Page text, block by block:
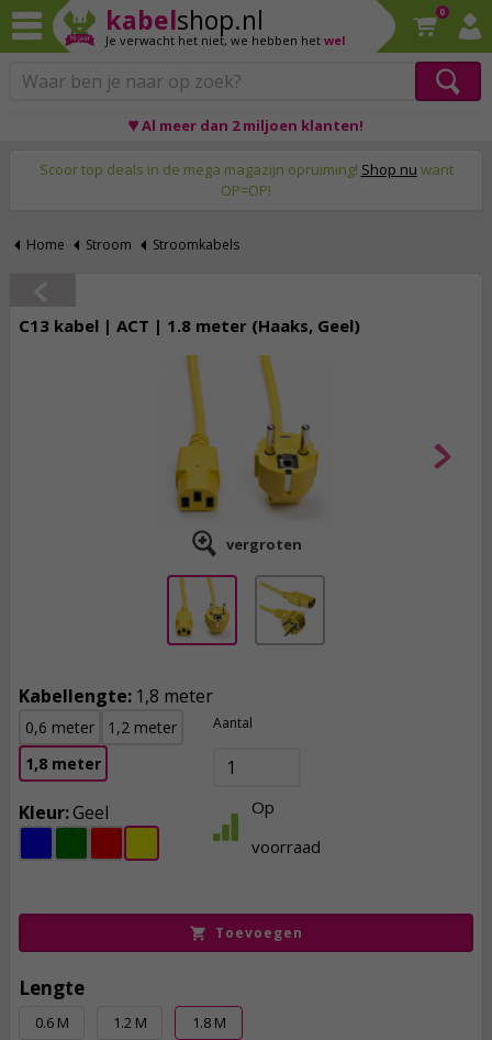
kabelshop.nl
Je verwacht het niet, we hebben het wel
0
♥ Al meer dan 2 miljoen klanten!
Scoor top deals in de mega magazijn opruiming! Shop nu want
OP=OP!
Home Stroom Stroomkabels
C13 kabel | ACT | 1.8 meter (Haaks, Geel)
vergroten
Kabellengte: 1,8 meter
0,6 meter
1,2 meter
1,8 meter
Kleur:Geel
Aantal
Op
voorraad
Toevoegen
Lengte
0.6 M 1.2 M 1.8 M